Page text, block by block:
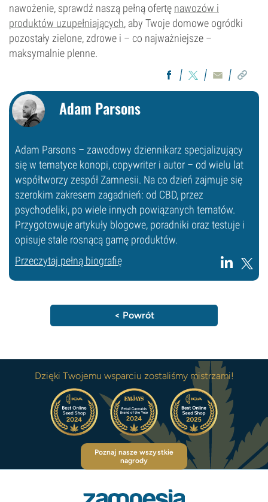
nawożenie, sprawdź naszą pełną ofertę nawozów i
produktów uzupełniających, aby Twoje domowe ogródki
pozostały zielone, zdrowe i – co najważniejsze –
maksymalnie plenne.
Adam Parsons
Adam Parsons – zawodowy dziennikarz specjalizujący
się w tematyce konopi, copywriter i autor – od wielu lat
współtworzy zespół Zamnesii. Na co dzień zajmuje się
szerokim zakresem zagadnień: od CBD, przez
psychodeliki, po wiele innych powiązanych tematów.
Przygotowuje artykuły blogowe, poradniki oraz testuje i
opisuje stale rosnącą gamę produktów.
Przeczytaj pełną biografię
< Powrót
Dzięki Twojemu wsparciu zostaliśmy mistrzami!
Poznaj nasze wszystkie
nagrody